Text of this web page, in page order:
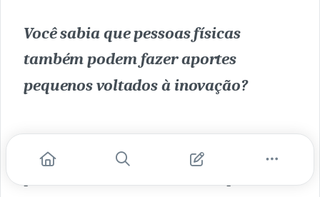
Você sabia que pessoas físicas
também podem fazer aportes
pequenos voltados à inovação?
O cenário de investidores em 2023